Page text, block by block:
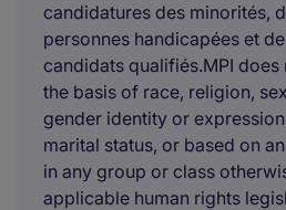
candidatures des minorités,
personnes handicapées et
candidats qualifiés.MPI
the basis of race, religion,
gender identity or
marital status, or based on
in any group or class
applicable human rights